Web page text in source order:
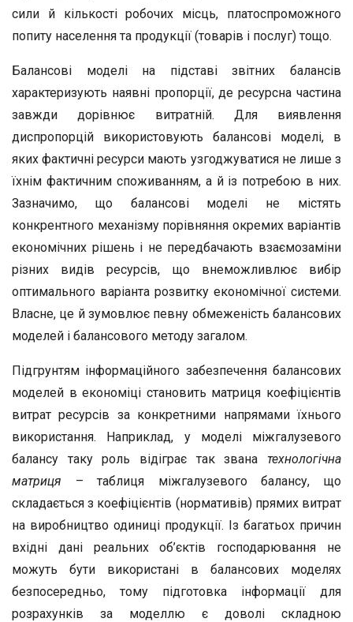
сили й кількості робочих місць, платоспроможного
попиту населення та продукції (товарів і послуг) тощо.
Балансові моделі на підставі звітних балансів
характеризують наявні пропорції, де ресурсна частина
завжди дорівнює витратній. Для виявлення
диспропорцій використовують балансові моделі, в
яких фактичні ресурси мають узгоджуватися не лише з
їхнім фактичним споживанням, а й із потребою в них.
Зазначимо, що балансові моделі не містять
конкрентного механізму порівняння окремих варіантів
економічних рішень і не передбачають взаємозаміни
різних видів ресурсів, що внеможливлює вибір
оптимального варіанта розвитку економічної системи.
Власне, це й зумовлює певну обмеженість балансових
моделей і балансового методу загалом.
Підгрунтям інформаційного забезпечення балансових
моделей в економіці становить матриця коефіцієнтів
витрат ресурсів за конкретними напрямами їхнього
використання. Наприклад, у моделі міжгалузевого
балансу таку роль відіграє так звана технологічна
матриця – таблиця міжгалузевого балансу, що
складається з коефіцієнтів (нормативів) прямих витрат
на виробництво одиниці продукції. Із багатьох причин
вхідні дані реальних об’єктів господарювання не
можуть бути використані в балансових моделях
безпосередньо, тому підготовка інформації для
розрахунків за моделлю є доволі складною